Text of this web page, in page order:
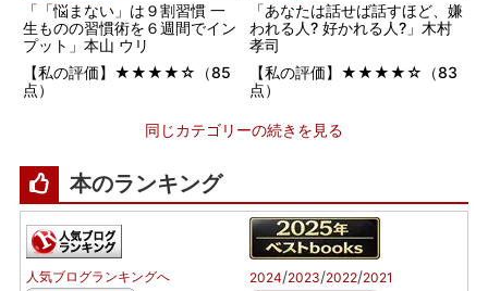
「「悩まない」は９割習慣 一
生ものの習慣術を６週間でイン
プット」本山 ウリ
【私の評価】★★★★☆（85
点）
「あなたは話せば話すほど、嫌
われる人? 好かれる人?」木村
孝司
【私の評価】★★★★☆（83
点）
同じカテゴリーの続きを見る
本のランキング
人気ブログランキングへ 2024/2023/2022/2021